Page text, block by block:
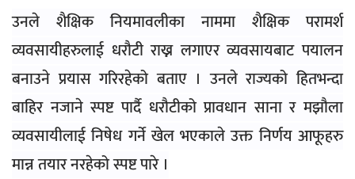
उनले शैक्षिक नियमावलीका नाममा शैक्षिक परामर्श
व्यवसायीहरुलाई धरौटी राख्न लगाएर व्यवसायबाट पयालन
बनाउने प्रयास गरिरहेको बताए । उनले राज्यको हितभन्दा
बाहिर नजाने स्पष्ट पार्दै धरौटीको प्रावधान साना र मझौला
व्यवसायीलाई निषेध गर्ने खेल भएकाले उक्त निर्णय आफूहरु
मान्न तयार नरहेको स्पष्ट पारे ।